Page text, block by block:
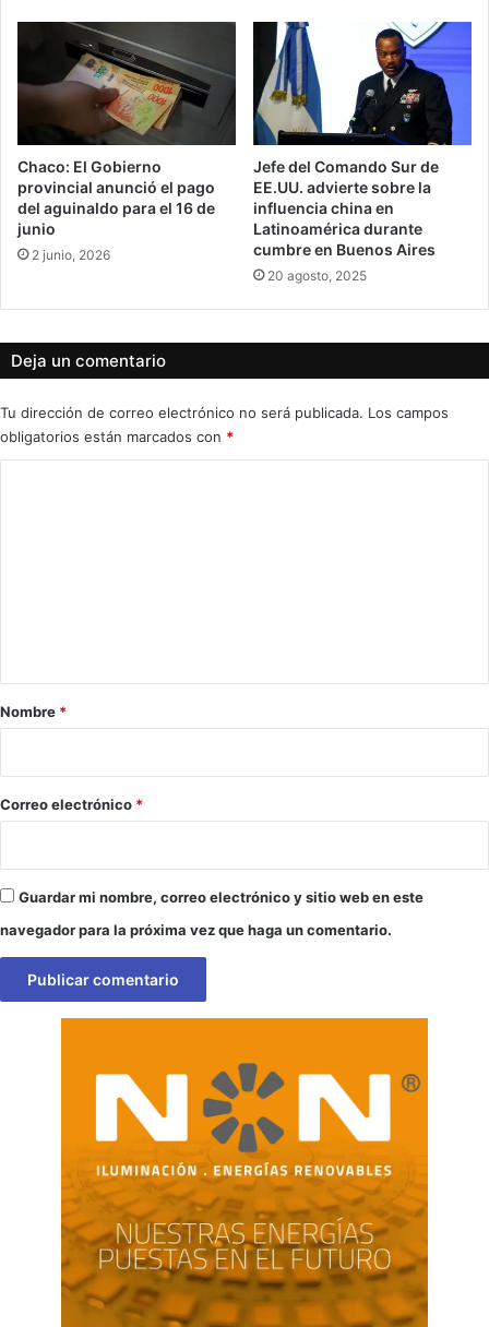
Chaco: El Gobierno
provincial anunció el pago
del aguinaldo para el 16 de
junio
2 junio, 2026
Jefe del Comando Sur de
EE.UU. advierte sobre la
influencia china en
Latinoamérica durante
cumbre en Buenos Aires
20 agosto, 2025
Deja un comentario
Tu dirección de correo electrónico no será publicada. Los campos
obligatorios están marcados con *
r
*
Nombre *
Correo electrónico *
Guardar mi nombre, correo electrónico y sitio web en este
navegador para la próxima vez que haga un comentario.